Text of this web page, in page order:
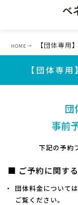
HOME 【団体専用
【団体専
団
事前
下記の予約
■ ご予約に関す
団体料金について
ご覧ください。